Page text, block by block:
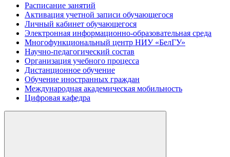
Расписание занятий
Активация учетной записи обучающегося
Личный кабинет обучающегося
Электронная информационно-образовательная среда
Многофункциональный центр НИУ «БелГУ»
Научно-педагогический состав
Организация учебного процесса
Дистанционное обучение
Обучение иностранных граждан
Международная академическая мобильность
Цифровая кафедра